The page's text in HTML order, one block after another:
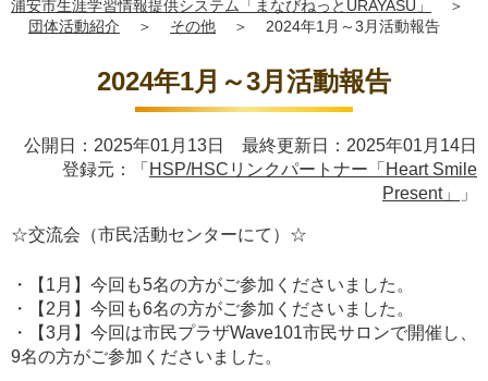
浦安市生涯学習情報提供システム「まなびねっとURAYASU」
＞
団体活動紹介
＞ その他 ＞ 2024年1月～3月活動報告
2024年1月～3月活動報告
公開日：2025年01月13日 最終更新日：2025年01月14日
登録元：「 HSP/HSCリンクパートナー「Heart Smile
Present」
」
☆交流会（市民活動センターにて）☆
・【1月】今回も5名の方がご参加くださいました。
・【2月】今回も6名の方がご参加くださいました。
・【3月】今回は市民プラザWave101市民サロンで開催し、
9名の方がご参加くださいました。